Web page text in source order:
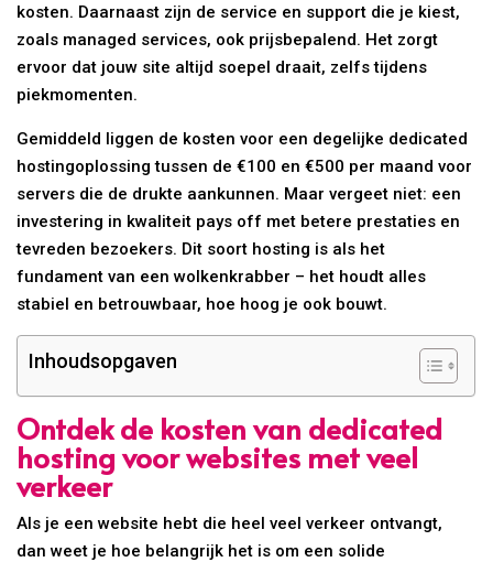
kosten. Daarnaast zijn de service en support die je kiest,
zoals managed services, ook prijsbepalend. Het zorgt
ervoor dat jouw site altijd soepel draait, zelfs tijdens
piekmomenten.
Gemiddeld liggen de kosten voor een degelijke dedicated
hostingoplossing tussen de €100 en €500 per maand voor
servers die de drukte aankunnen. Maar vergeet niet: een
investering in kwaliteit pays off met betere prestaties en
tevreden bezoekers. Dit soort hosting is als het
fundament van een wolkenkrabber – het houdt alles
stabiel en betrouwbaar, hoe hoog je ook bouwt.
Inhoudsopgaven
Ontdek de kosten van dedicated
hosting voor websites met veel
verkeer
Als je een website hebt die heel veel verkeer ontvangt,
dan weet je hoe belangrijk het is om een solide